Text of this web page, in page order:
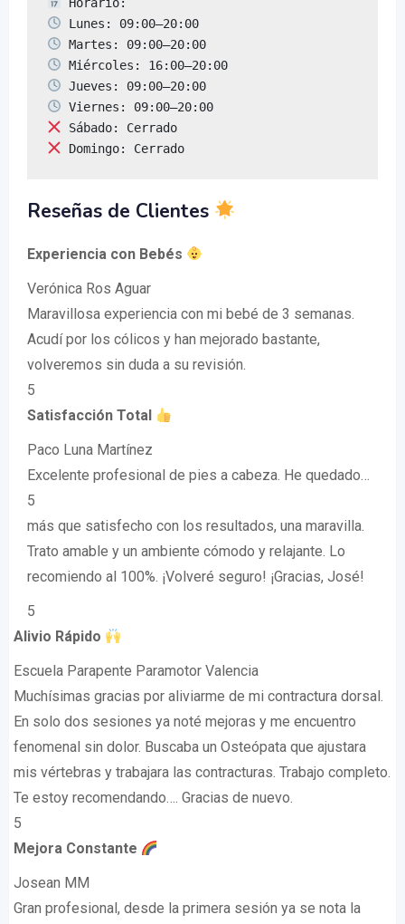
Domingo: Cerrado
Reseñas de Clientes
Experiencia con Bebés
Verónica Ros Aguar
Maravillosa experiencia con mi bebé de 3 semanas.
Acudí por los cólicos y han mejorado bastante,
volveremos sin duda a su revisión.
5
Satisfacción Total
Paco Luna Martínez
Excelente profesional de pies a cabeza. He quedado…
5
más que satisfecho con los resultados, una maravilla.
Trato amable y un ambiente cómodo y relajante. Lo
recomiendo al 100%. ¡Volveré seguro! ¡Gracias, José!
5
Alivio Rápido
Escuela Parapente Paramotor Valencia
Muchísimas gracias por aliviarme de mi contractura dorsal.
En solo dos sesiones ya noté mejoras y me encuentro
fenomenal sin dolor. Buscaba un Osteópata que ajustara
mis vértebras y trabajara las contracturas. Trabajo completo.
Te estoy recomendando…. Gracias de nuevo.
5
Mejora Constante
Josean MM
Gran profesional, desde la primera sesión ya se nota la